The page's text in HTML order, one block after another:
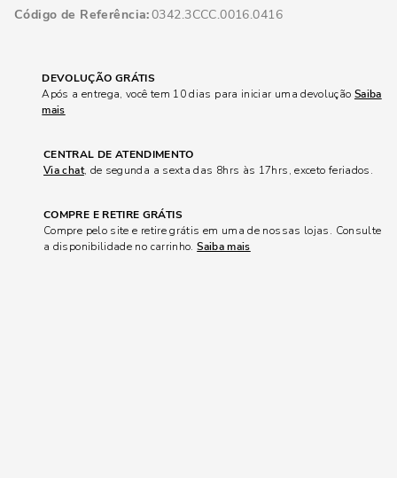
Código de Referência 0342.3CCC.0016.0416
DEVOLUÇÃO GRÁTIS
Após a entrega, você tem 10 dias para iniciar uma devolução Saiba
mais
CENTRAL DE ATENDIMENTO
Via chat, de segunda a sexta das 8hrs às 17hrs, exceto feriados.
COMPRE E RETIRE GRÁTIS
Compre pelo site e retire grátis em uma de nossas lojas. Consulte
a disponibilidade no carrinho.Saiba mais